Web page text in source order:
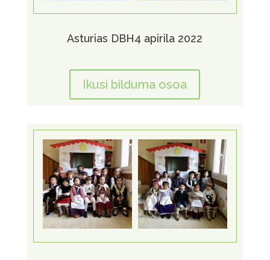
Asturias DBH4 apirila 2022
Ikusi bilduma osoa